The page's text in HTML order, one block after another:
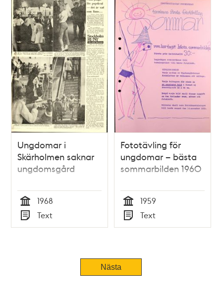
Ungdomar i
Skärholmen saknar
ungdomsgård
Tid
1968
Typ
Text
Fototävling för
ungdomar – bästa
sommarbilden 1960
Tid
1959
Typ
Text
Nästa